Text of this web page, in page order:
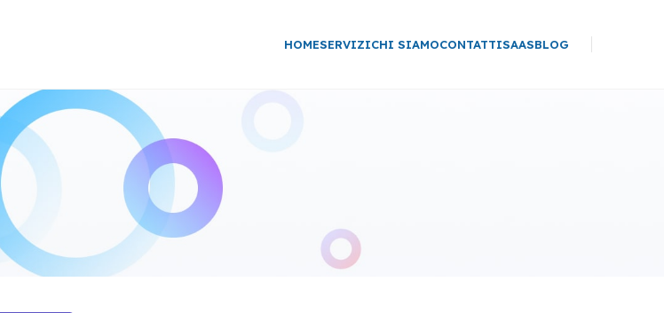
HOMESERVIZICHI SIAMOCONTATTISAASBLOG